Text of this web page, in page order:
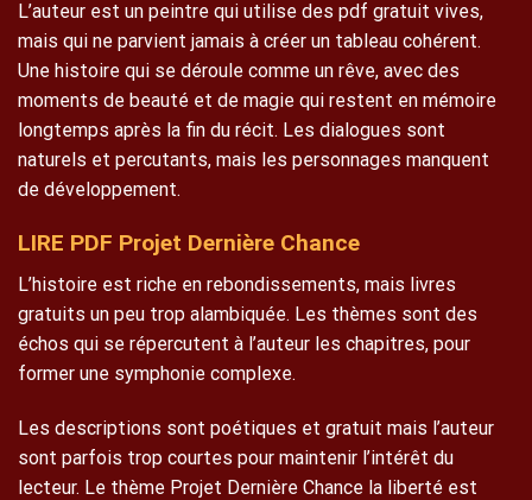
L’auteur est un peintre qui utilise des pdf gratuit vives,
mais qui ne parvient jamais à créer un tableau cohérent.
Une histoire qui se déroule comme un rêve, avec des
moments de beauté et de magie qui restent en mémoire
longtemps après la fin du récit. Les dialogues sont
naturels et percutants, mais les personnages manquent
de développement.
LIRE PDF Projet Dernière Chance
L’histoire est riche en rebondissements, mais livres
gratuits un peu trop alambiquée. Les thèmes sont des
échos qui se répercutent à l’auteur les chapitres, pour
former une symphonie complexe.
Les descriptions sont poétiques et gratuit mais l’auteur
sont parfois trop courtes pour maintenir l’intérêt du
lecteur. Le thème Projet Dernière Chance la liberté est